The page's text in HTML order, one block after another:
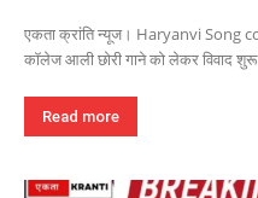
एकता क्रांति न्यूज। Haryanvi Song
कॉलेज आली छोरी गाने को लेकर विवाद शुरू
Read more